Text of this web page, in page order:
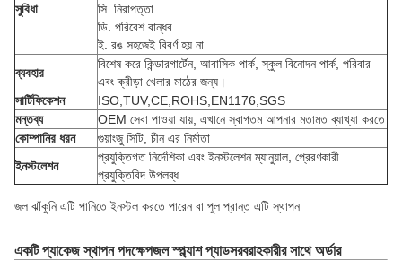
সুবিধা
সি. নিরাপত্তা
ডি. পরিবেশ বান্ধব
ই. রঙ সহজেই বিবর্ণ হয় না
ব্যবহার
বিশেষ করে কিন্ডারগার্টেন, আবাসিক পার্ক, স্কুল বিনোদন পার্ক, পরিবার
এবং ক্রীড়া খেলার মাঠের জন্য।
সার্টিফিকেশন
ISO,TUV,CE,ROHS,EN1176,SGS
মন্তব্য
OEM সেবা পাওয়া যায়, এখানে স্বাগতম আপনার মতামত ব্যাখ্যা করতে
কোম্পানির ধরন
গুয়াংজু সিটি, চীন এর নির্মাতা
ইনস্টলেশন
প্রযুক্তিগত নির্দেশিকা এবং ইনস্টলেশন ম্যানুয়াল, প্রেরণকারী
প্রযুক্তিবিদ উপলব্ধ
জল ঝাঁকুনি এটি পানিতে ইনস্টল করতে পারেন বা পুল প্রান্ত এটি স্থাপন
একটি প্যাকেজ স্থাপন পদক্ষেপজল স্প্ল্যাশ প্যাডসরবরাহকারীর সাথে অর্ডার